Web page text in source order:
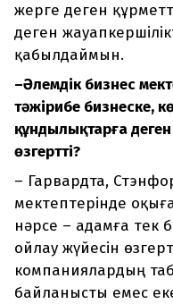
жерге деген
деген
қабылдаймын.
–Әлемдік бизнес
тәжірибе бизнеске,
құндылықтарға
өзгертті?
– Гарвардта,
мектептерінде
нәрсе – адамға тек
ойлау жүйесін
компаниялардың
байланысты емес